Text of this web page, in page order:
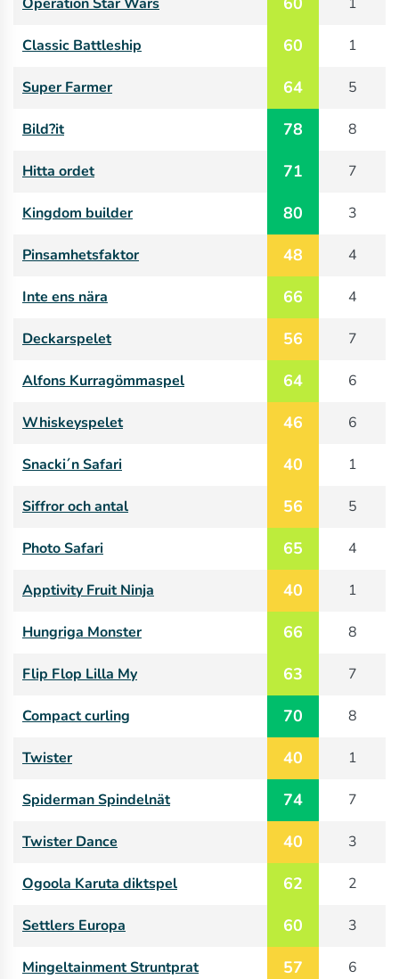
Classic Battleship 60 1
Super Farmer 64 5
Bild?it 78 8
Hitta ordet 71 7
Kingdom builder 80 3
Pinsamhetsfaktor 48 4
Inte ens nära 66 4
Deckarspelet 56 7
Alfons Kurragömmaspel 64 6
Whiskeyspelet 46 6
Snacki´n Safari 40 1
Siffror och antal 56 5
Photo Safari 65 4
Apptivity Fruit Ninja 40 1
Hungriga Monster 66 8
Flip Flop Lilla My 63 7
Compact curling 70 8
Twister 40 1
Spiderman Spindelnät 74 7
Twister Dance 40 3
Ogoola Karuta diktspel 62 2
Settlers Europa 60 3
Mingeltainment Struntprat 57 6